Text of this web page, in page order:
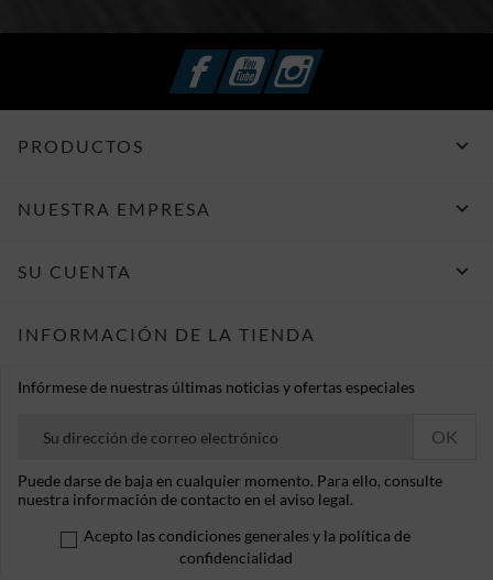
FacebookYouTubeInstagram
PRODUCTOS 
NUESTRA EMPRESA 
SU CUENTA 
INFORMACIÓN DE LA TIENDA
Infórmese de nuestras últimas noticias y ofertas especiales
Puede darse de baja en cualquier momento. Para ello, consulte
nuestra información de contacto en el aviso legal.
Acepto las condiciones generales y la política de
confidencialidad